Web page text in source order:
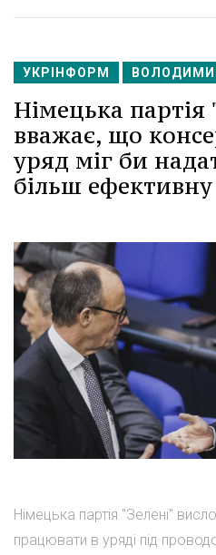
УКРІНФОРМ
Німецька партія
вважає, що
уряд міг би
більш
Німецька партія "Зелені"
працювати в уряді під